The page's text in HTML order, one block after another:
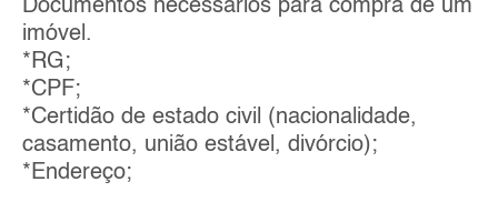
Documentos necessários para compra de um
imóvel.
*RG;
*CPF;
*Certidão de estado civil (nacionalidade,
casamento, união estável, divórcio);
*Endereço;